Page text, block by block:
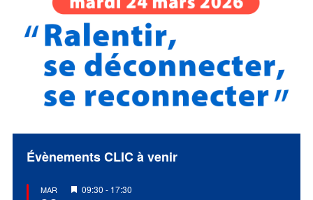
Évènements CLIC à venir
MAR
Mis
09:30 - 17:30